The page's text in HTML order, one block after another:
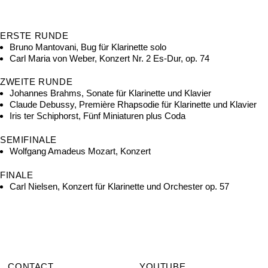
ERSTE RUNDE
Bruno Mantovani, Bug für Klarinette solo
Carl Maria von Weber, Konzert Nr. 2 Es-Dur, op. 74
ZWEITE RUNDE
Johannes Brahms, Sonate für Klarinette und Klavier
Claude Debussy, Première Rhapsodie für Klarinette und Klavier
Iris ter Schiphorst, Fünf Miniaturen plus Coda
SEMIFINALE
Wolfgang Amadeus Mozart, Konzert
FINALE
Carl Nielsen, Konzert für Klarinette und Orchester op. 57